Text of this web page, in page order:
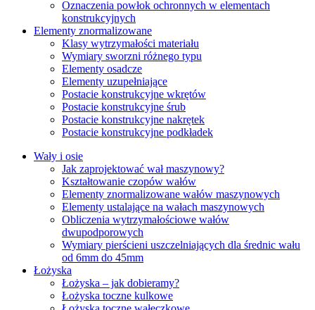
Oznaczenia powłok ochronnych w elementach
konstrukcyjnych
Elementy znormalizowane
Klasy wytrzymałości materiału
Wymiary sworzni różnego typu
Elementy osadcze
Elementy uzupełniające
Postacie konstrukcyjne wkrętów
Postacie konstrukcyjne śrub
Postacie konstrukcyjne nakrętek
Postacie konstrukcyjne podkładek
Wały i osie
Jak zaprojektować wał maszynowy?
Kształtowanie czopów wałów
Elementy znormalizowane wałów maszynowych
Elementy ustalające na wałach maszynowych
Obliczenia wytrzymałościowe wałów
dwupodporowych
Wymiary pierścieni uszczelniających dla średnic wału
od 6mm do 45mm
Łożyska
Łożyska – jak dobieramy?
Łożyska toczne kulkowe